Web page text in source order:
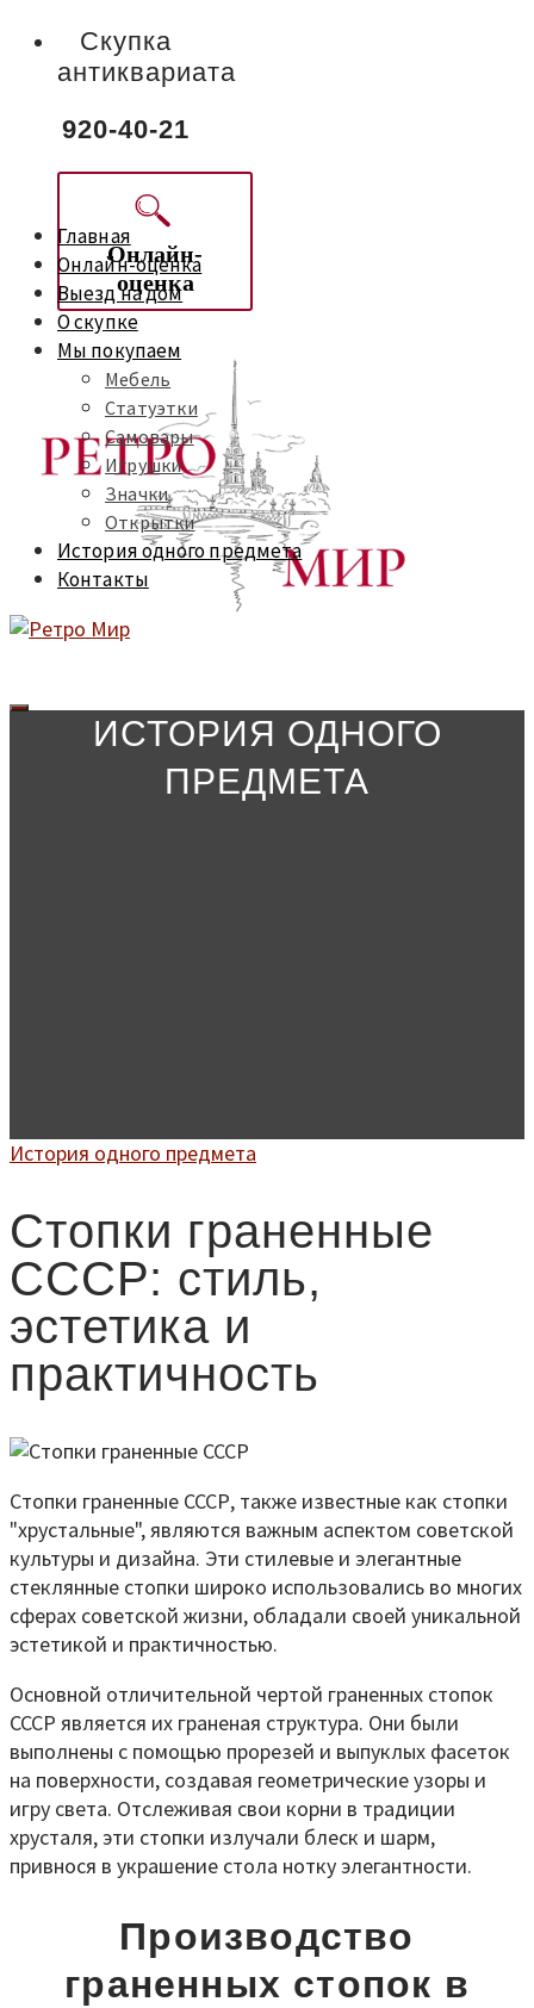
Скупка
антиквариата
920-40-21
Онлайн-
оценка
Главная
Онлайн-оценка
Выезд на дом
О скупке
Мы покупаем
Мебель
Статуэтки
Самовары
Игрушки
Значки
Открытки
История одного предмета
Контакты
ИСТОРИЯ ОДНОГО
ПРЕДМЕТА
История одного предмета
Стопки граненные
СССР: стиль,
эстетика и
практичность
Стопки граненные СССР, также известные как стопки
"хрустальные", являются важным аспектом советской
культуры и дизайна. Эти стилевые и элегантные
стеклянные стопки широко использовались во многих
сферах советской жизни, обладали своей уникальной
эстетикой и практичностью.
Основной отличительной чертой граненных стопок
СССР является их граненая структура. Они были
выполнены с помощью прорезей и выпуклых фасеток
на поверхности, создавая геометрические узоры и
игру света. Отслеживая свои корни в традиции
хрусталя, эти стопки излучали блеск и шарм,
привнося в украшение стола нотку элегантности.
Производство
граненных стопок в